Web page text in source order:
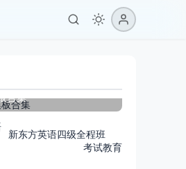
合集
新东方英语四级全程班
考试教育